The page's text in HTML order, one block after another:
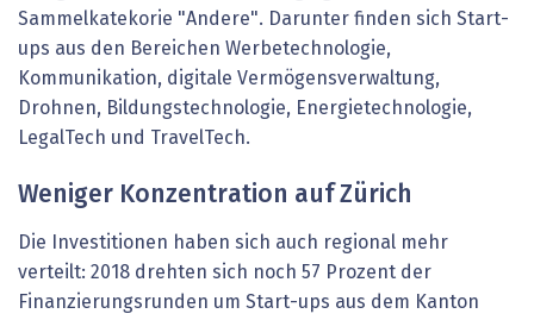
Sammelkatekorie "Andere". Darunter finden sich Start-
ups aus den Bereichen Werbetechnologie,
Kommunikation, digitale Vermögensverwaltung,
Drohnen, Bildungstechnologie, Energietechnologie,
LegalTech und TravelTech.
Weniger Konzentration auf Zürich
Die Investitionen haben sich auch regional mehr
verteilt: 2018 drehten sich noch 57 Prozent der
Finanzierungsrunden um Start-ups aus dem Kanton